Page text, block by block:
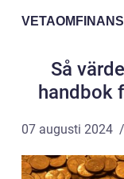
Så
handbok
07 augusti 2024